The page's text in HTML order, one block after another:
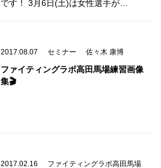
です！ 3月6日(土)は女性選手が…
2017.08.07 セミナー 佐々木 康博
ファイティングラボ高田馬場練習画像
集🎬
2017.02.16
ファイティングラボ高田馬場